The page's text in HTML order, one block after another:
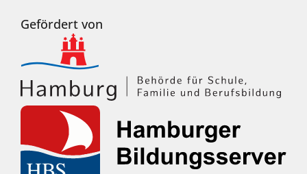
Gefördert von